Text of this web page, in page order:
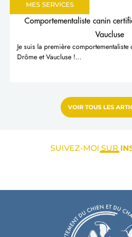
MES SERVICES
Comportementaliste canin
Vaucluse
Je suis la première
Drôme et Vaucluse !…
VOIR TOUS LES
SUIVEZ-MOI SUR